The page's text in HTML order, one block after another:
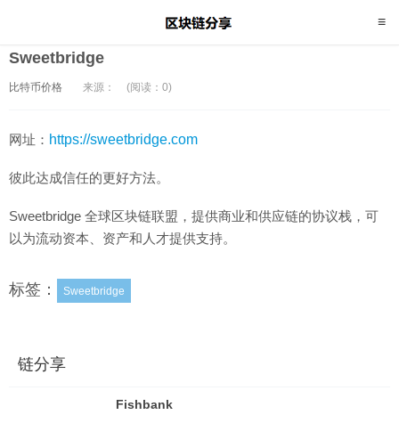
Sweetbridge
比特币价格 来源： (阅读：0)
网址： https://sweetbridge.com
彼此达成信任的更好方法。
Sweetbridge 全球区块链联盟，提供商业和供应链的协议栈，可
以为流动资本、资产和人才提供支持。
标签： Sweetbridge
链分享
Fishbank